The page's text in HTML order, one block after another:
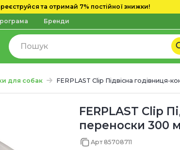
та отримай 7% постійної знижки!
Бренди
для собак FERPLAST Clip Підвісна годівниця-
FERPLAST Clip
переноски 300
Арт 85708711